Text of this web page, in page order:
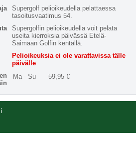
Supergolf pelioikeudella pelattaessa
tasoitusvaatimus 54.
Supergolfin pelioikeudella voit pelata
useita kierroksia päivässä Etelä-
Saimaan Golfin kentällä.
Pelioikeuksia ei ole varattavissa tälle
päivälle
Ma - Su 59,95 €